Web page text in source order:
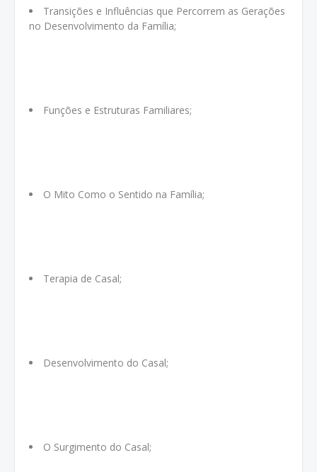
Transições e Influências que Percorrem as Gerações
no Desenvolvimento da Família;
Funções e Estruturas Familiares;
O Mito Como o Sentido na Família;
Terapia de Casal;
Desenvolvimento do Casal;
O Surgimento do Casal;